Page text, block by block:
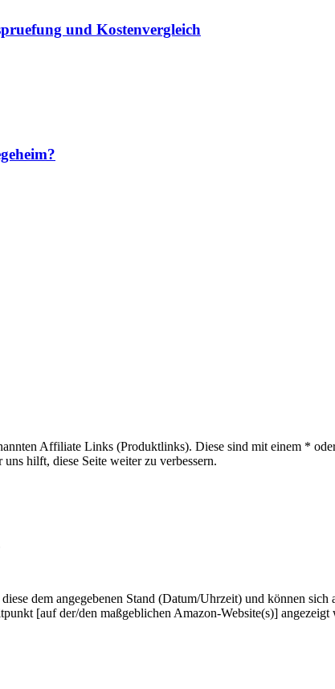
und Kostenvergleich
Affiliate Links (Produktlinks). Diese sind mit einem *
hilft, diese Seite weiter zu verbessern.
dem angegebenen Stand (Datum/Uhrzeit) und können
[auf der/den maßgeblichen Amazon-Website(s)] angezeigt